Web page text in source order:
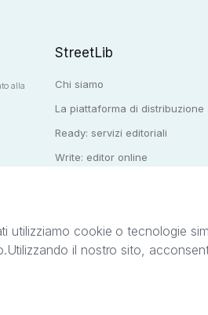
alla
StreetLib
Chi siamo
La piattaforma di distribuzione
Ready: servizi editoriali
Write: editor online
è di proprietà di StreetLib S.r.l. C.F. e
utilizziamo cookie o tecnologie
Utilizzando il nostro sito,